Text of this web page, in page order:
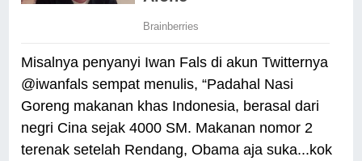
Misalnya penyanyi Iwan Fals di akun Twitternya
@iwanfals sempat menulis, “Padahal Nasi
Goreng makanan khas Indonesia, berasal dari
negri Cina sejak 4000 SM. Makanan nomor 2
terenak setelah Rendang, Obama aja suka...kok